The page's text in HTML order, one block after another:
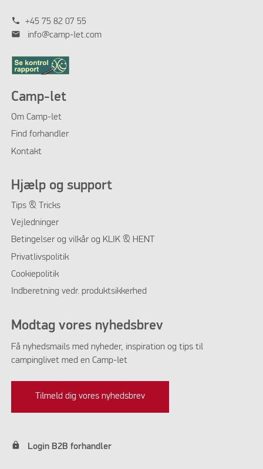
phone +45 75 82 07 55
mail info@camp-let.com
Camp-let
Om Camp-let
Find forhandler
Kontakt
Hjælp og support
Tips & Tricks
Vejledninger
Betingelser og vilkår og KLIK & HENT
Privatlivspolitik
Cookiepolitik
Indberetning vedr. produktsikkerhed
Modtag vores nyhedsbrev
Få nyhedsmails med nyheder, inspiration og tips til
campinglivet med en Camp-let
Tilmeld dig vores nyhedsbrev
lock Login B2B forhandler